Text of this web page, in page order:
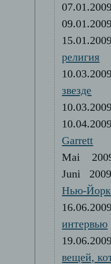
религия
звезде
Garrett
Mai
Juni
Нью-Йорк
интервью
вещей,